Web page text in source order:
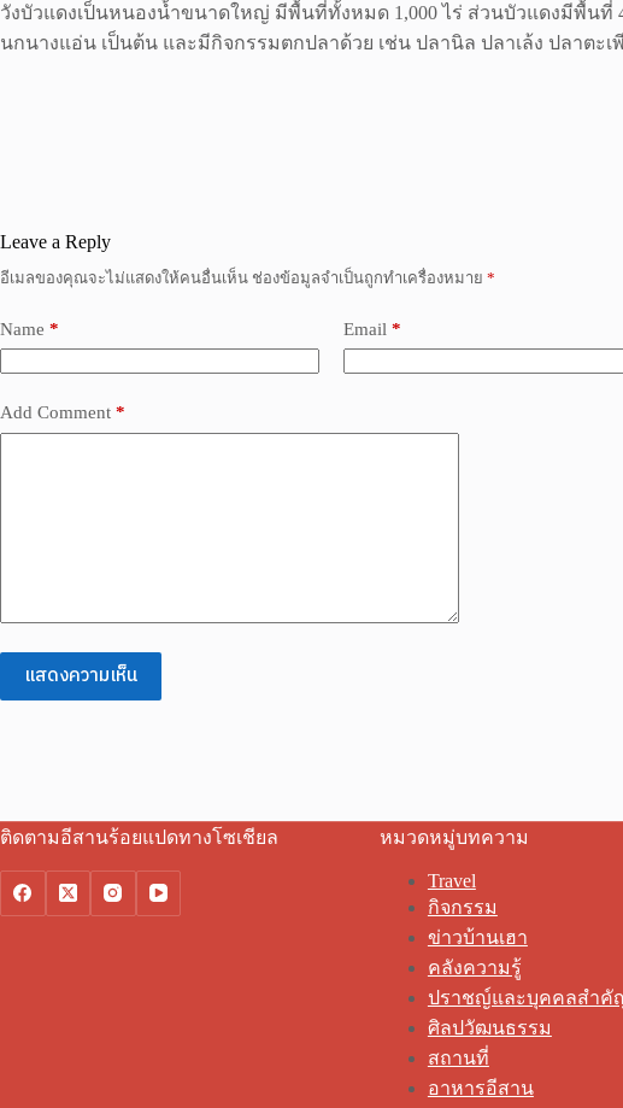
วังบัวแดงเป็นหนองน้ำขนาดใหญ่ มีพื้นที่ทั้งหมด 1,000 ไร่ ส่วนบัวแดงมีพื้น
นกนางแอ่น เป็นต้น และมีกิจกรรมตกปลาด้วย เช่น ปลานิล ปลาเล้ง ปลาตะ
Leave a Reply
อีเมลของคุณจะไม่แสดงให้คนอื่นเห็น ช่องข้อมูลจำเป็นถูกทำเครื่องหมาย *
Name * Email *
Add Comment *
แสดงความเห็น
ติดตามอีสานร้อยแปดทางโซเชียล หมวดหมู่บทความ
Travel
กิจกรรม
ข่าวบ้านเฮา
คลังความรู้
ปราชญ์และบุคคลสำคั
ศิลปวัฒนธรรม
สถานที่
อาหารอีสาน